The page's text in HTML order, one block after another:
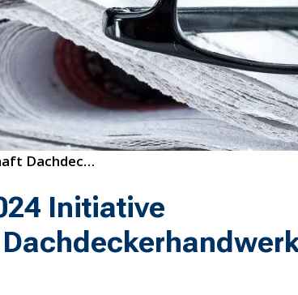
45/2024 Initiative Kreislaufwirtschaft Dachdeckerhandwerk Berlin
Initiative